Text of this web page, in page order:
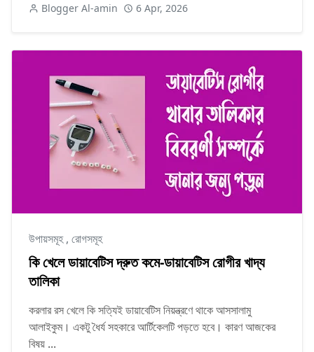
Blogger Al-amin 6 Apr, 2026
উপায়সমূহ, রোগসমূহ
কি খেলে ডায়াবেটিস দ্রুত কমে-ডায়াবেটিস রোগীর খাদ্য
তালিকা
করলার রস খেলে কি সত্যিই ডায়াবেটিস নিয়ন্ত্রণে থাকে আসসালামু
আলাইকুম। একটু ধৈর্য সহকারে আর্টিকেলটি পড়তে হবে। কারণ আজকের
বিষয় ...